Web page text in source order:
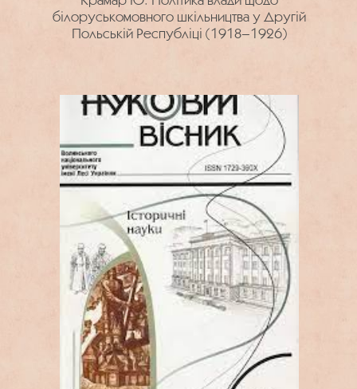
білоруськомовного шкільництва у Другій
Польській Республіці (1918–1926)